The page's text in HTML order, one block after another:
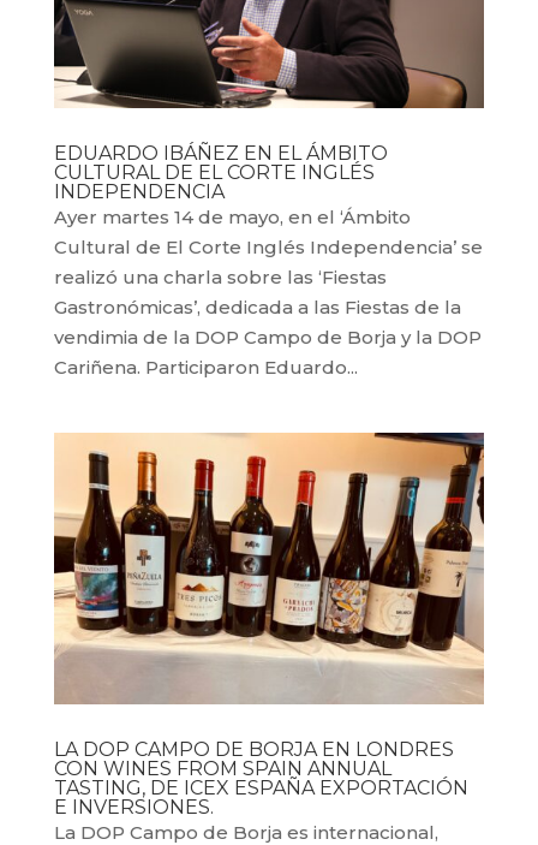
EDUARDO IBÁÑEZ EN EL ÁMBITO
CULTURAL DE EL CORTE INGLÉS
INDEPENDENCIA
Ayer martes 14 de mayo, en el ‘Ámbito
Cultural de El Corte Inglés Independencia’ se
realizó una charla sobre las ‘Fiestas
Gastronómicas’, dedicada a las Fiestas de la
vendimia de la DOP Campo de Borja y la DOP
Cariñena. Participaron Eduardo...
LA DOP CAMPO DE BORJA EN LONDRES
CON WINES FROM SPAIN ANNUAL
TASTING, DE ICEX ESPAÑA EXPORTACIÓN
E INVERSIONES.
La DOP Campo de Borja es internacional,